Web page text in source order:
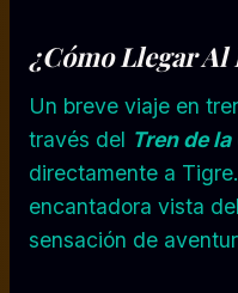
¿Cómo Llegar Al
Un breve viaje en
través del Tren de
directamente a
encantadora vista
sensación de